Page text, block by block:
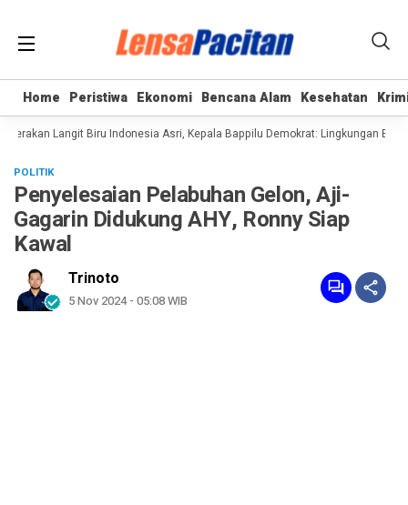
Home Peristiwa Ekonomi Bencana Alam Kesehatan
Home Peristiwa Ekonomi Bencana Alam Kesehatan
Langit Biru Indonesia Asri, Kepala Bappilu Demokrat: Lingkungan
POLITIK
Penyelesaian Pelabuhan Gelon, Aji-
Gagarin Didukung AHY, Ronny Siap
Kawal
Trinoto
5 Nov 2024 - 05:08 WIB